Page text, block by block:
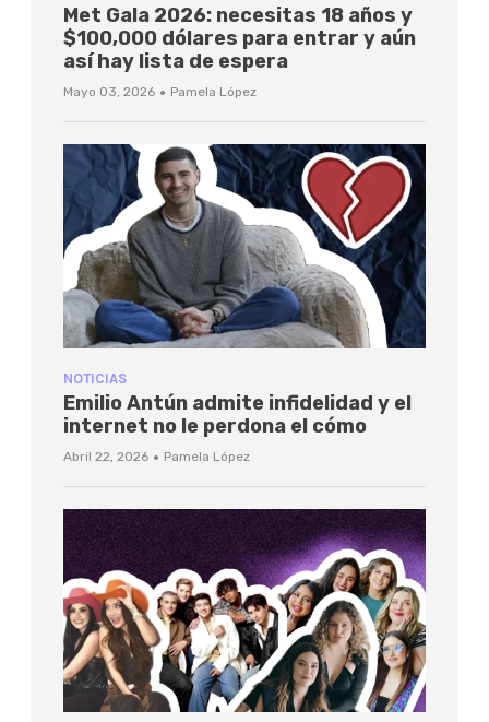
Met Gala 2026: necesitas 18 años y
$100,000 dólares para entrar y aún
así hay lista de espera
Mayo 03, 2026 · Pamela López
NOTICIAS
Emilio Antún admite infidelidad y el
internet no le perdona el cómo
Abril 22, 2026 · Pamela López